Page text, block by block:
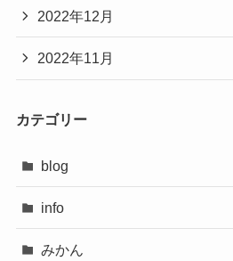
2022年12月
2022年11月
カテゴリー
blog
info
みかん